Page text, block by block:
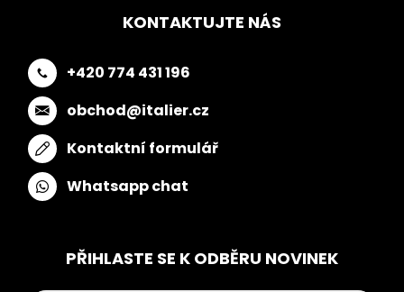
KONTAKTUJTE NÁS
+420 774 431 196
obchod@italier.cz
Kontaktní formulář
Whatsapp chat
PŘIHLASTE SE K ODBĚRU NOVINEK